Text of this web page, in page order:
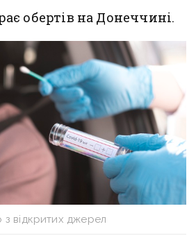
обертів на Донеччині.
відкритих джерел